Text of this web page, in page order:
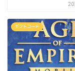
ギフトコード